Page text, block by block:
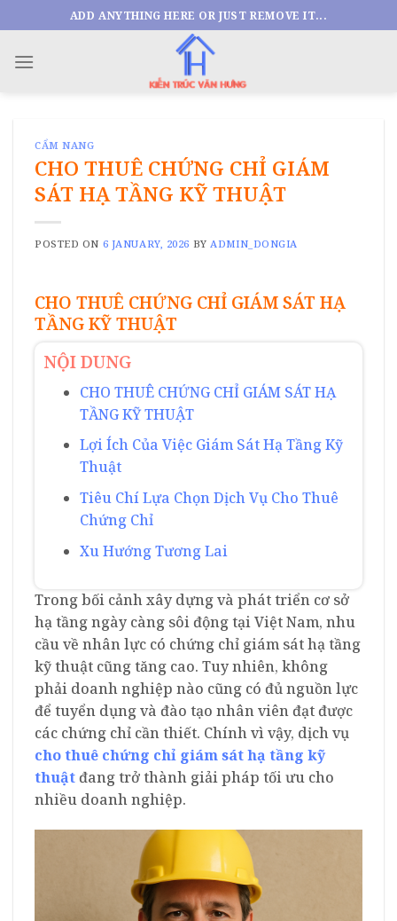
to
content
ADD ANYTHING HERE OR JUST REMOVE IT...
CẨM NANG
CHO THUÊ CHỨNG CHỈ GIÁM
SÁT HẠ TẦNG KỸ THUẬT
POSTED ON 6 JANUARY, 2026 BY ADMIN_DONGIA
CHO THUÊ CHỨNG CHỈ GIÁM SÁT HẠ
TẦNG KỸ THUẬT
NỘI DUNG
CHO THUÊ CHỨNG CHỈ GIÁM SÁT HẠ
TẦNG KỸ THUẬT
Lợi Ích Của Việc Giám Sát Hạ Tầng Kỹ
Thuật
Tiêu Chí Lựa Chọn Dịch Vụ Cho Thuê
Chứng Chỉ
Xu Hướng Tương Lai
Trong bối cảnh xây dựng và phát triển cơ sở
hạ tầng ngày càng sôi động tại Việt Nam, nhu
cầu về nhân lực có chứng chỉ giám sát hạ tầng
kỹ thuật cũng tăng cao. Tuy nhiên, không
phải doanh nghiệp nào cũng có đủ nguồn lực
để tuyển dụng và đào tạo nhân viên đạt được
các chứng chỉ cần thiết. Chính vì vậy, dịch vụ
cho thuê chứng chỉ giám sát hạ tầng kỹ
thuậtđang trở thành giải pháp tối ưu cho
nhiều doanh nghiệp.